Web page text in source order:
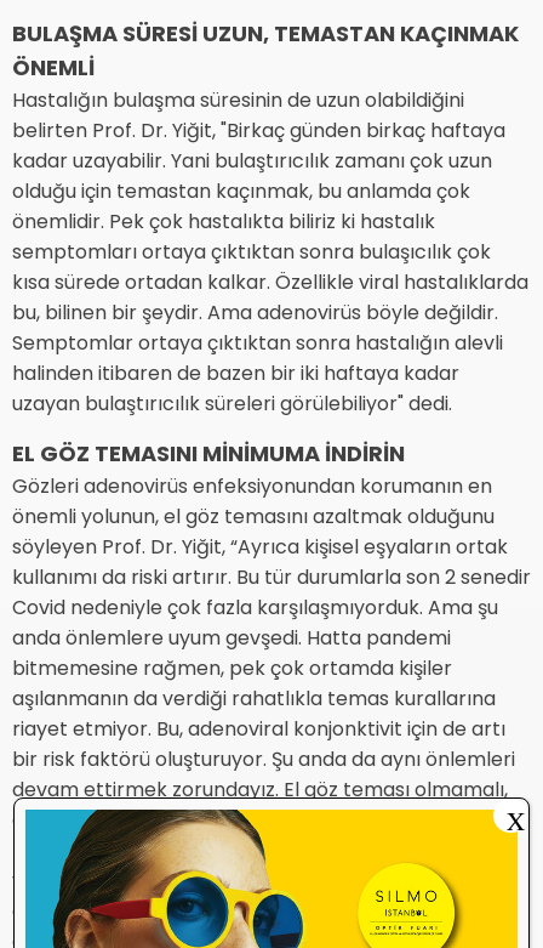
BULAŞMA SÜRESİ UZUN, TEMASTAN KAÇINMAK
ÖNEMLİ
Hastalığın bulaşma süresinin de uzun olabildiğini
belirten Prof. Dr. Yiğit, "Birkaç günden birkaç haftaya
kadar uzayabilir. Yani bulaştırıcılık zamanı çok uzun
olduğu için temastan kaçınmak, bu anlamda çok
önemlidir. Pek çok hastalıkta biliriz ki hastalık
semptomları ortaya çıktıktan sonra bulaşıcılık çok
kısa sürede ortadan kalkar. Özellikle viral hastalıklarda
bu, bilinen bir şeydir. Ama adenovirüs böyle değildir.
Semptomlar ortaya çıktıktan sonra hastalığın alevli
halinden itibaren de bazen bir iki haftaya kadar
uzayan bulaştırıcılık süreleri görülebiliyor" dedi.
EL GÖZ TEMASINI MİNİMUMA İNDİRİN
Gözleri adenovirüs enfeksiyonundan korumanın en
önemli yolunun, el göz temasını azaltmak olduğunu
söyleyen Prof. Dr. Yiğit, “Ayrıca kişisel eşyaların ortak
kullanımı da riski artırır. Bu tür durumlarla son 2 senedir
Covid nedeniyle çok fazla karşılaşmıyorduk. Ama şu
anda önlemlere uyum gevşedi. Hatta pandemi
bitmemesine rağmen, pek çok ortamda kişiler
aşılanmanın da verdiği rahatlıkla temas kurallarına
riayet etmiyor. Bu, adenoviral konjonktivit için de artı
bir risk faktörü oluşturuyor. Şu anda da aynı önlemleri
devam ettirmek zorundayız. El göz teması olmamalı,
özellikle hastalık süresince kişi asla normal havlu
kullanmamalı; kağıt havlu ile yüzünü kurulamalı. Ayrıca
yatak, yastık çarşaflarını son derece sık değiştirmek
gerekli. Hatta mümkünse yastık kılıfının günlük
değiştirilmesini öneriyoruz. Ayrıca kliniklerde de
X